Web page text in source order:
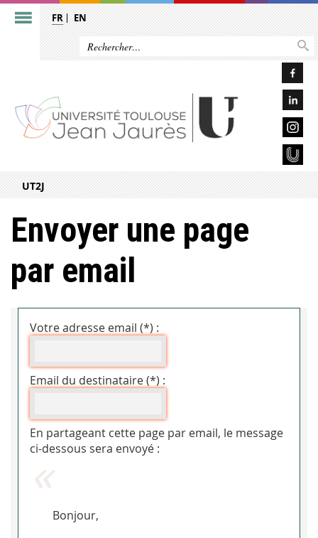
FR EN
UT2J
Envoyer une page
par email
Votre adresse email (*) :
Email du destinataire (*) :
En partageant cette page par email, le message
ci-dessous sera envoyé :
Bonjour,